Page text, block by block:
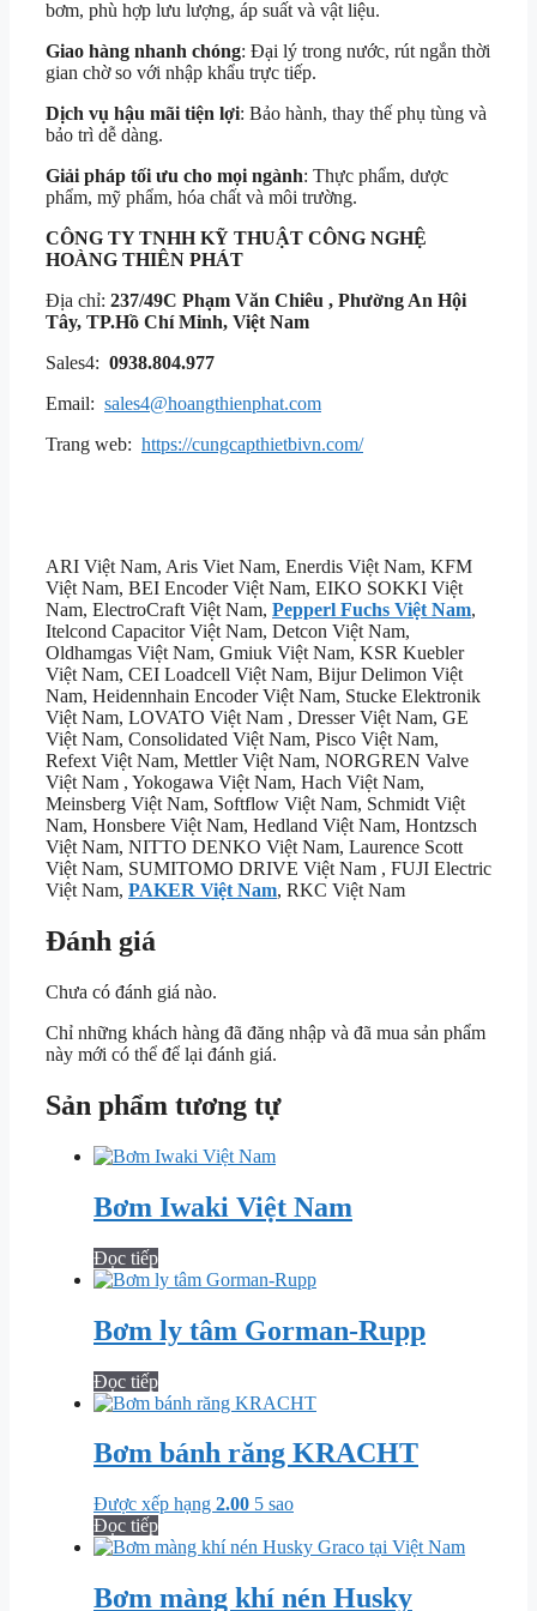
bơm, phù hợp lưu lượng, áp suất và vật liệu.
Giao hàng nhanh chóng: Đại lý trong nước, rút ngắn thời
gian chờ so với nhập khẩu trực tiếp.
Dịch vụ hậu mãi tiện lợi: Bảo hành, thay thế phụ tùng và
bảo trì dễ dàng.
Giải pháp tối ưu cho mọi ngành: Thực phẩm, dược
phẩm, mỹ phẩm, hóa chất và môi trường.
CÔNG TY TNHH KỸ THUẬT CÔNG NGHỆ
HOÀNG THIÊN PHÁT
Địa chỉ: 237/49C Phạm Văn Chiêu , Phường An Hội
Tây, TP.Hồ Chí Minh, Việt Nam
Sales4: 0938.804.977
Email: sales4@hoangthienphat.com
Trang web: https://cungcapthietbivn.com/
ARI Việt Nam, Aris Viet Nam, Enerdis Việt Nam, KFM
Việt Nam, BEI Encoder Việt Nam, EIKO SOKKI Việt
Nam, ElectroCraft Việt Nam, Pepperl Fuchs Việt Nam,
Itelcond Capacitor Việt Nam, Detcon Việt Nam,
Oldhamgas Việt Nam, Gmiuk Việt Nam, KSR Kuebler
Việt Nam, CEI Loadcell Việt Nam, Bijur Delimon Việt
Nam, Heidennhain Encoder Việt Nam, Stucke Elektronik
Việt Nam, LOVATO Việt Nam , Dresser Việt Nam, GE
Việt Nam, Consolidated Việt Nam, Pisco Việt Nam,
Refext Việt Nam, Mettler Việt Nam, NORGREN Valve
Việt Nam , Yokogawa Việt Nam, Hach Việt Nam,
Meinsberg Việt Nam, Softflow Việt Nam, Schmidt Việt
Nam, Honsbere Việt Nam, Hedland Việt Nam, Hontzsch
Việt Nam, NITTO DENKO Việt Nam, Laurence Scott
Việt Nam, SUMITOMO DRIVE Việt Nam , FUJI Electric
Việt Nam, PAKER Việt Nam, RKC Việt Nam
Đánh giá
Chưa có đánh giá nào.
Chỉ những khách hàng đã đăng nhập và đã mua sản phẩm
này mới có thể để lại đánh giá.
Sản phẩm tương tự
Bơm Iwaki Việt Nam
Đọc tiếp
Bơm ly tâm Gorman-Rupp
Đọc tiếp
Bơm bánh răng KRACHT
Được xếp hạng 2.00 5 sao
Đọc tiếp
Bơm màng khí nén Husky